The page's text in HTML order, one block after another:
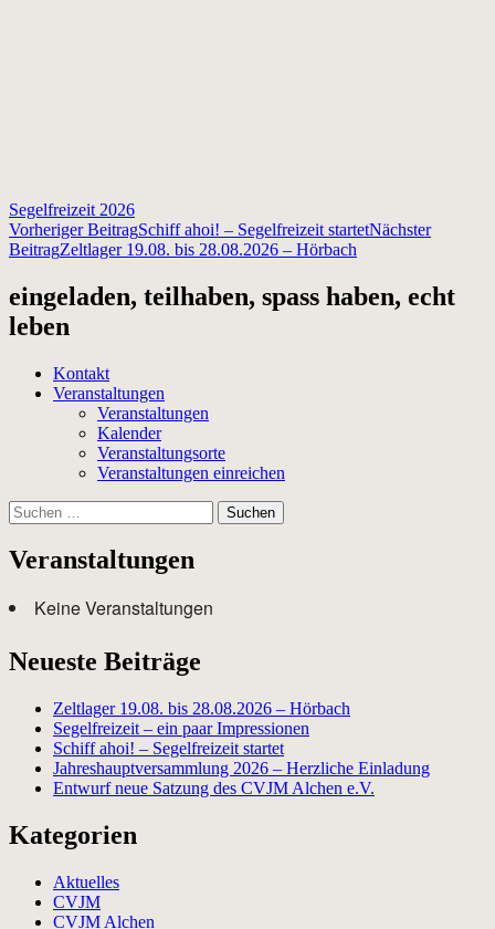
Segelfreizeit 2026
Beitragsnavigation
Vorheriger BeitragSchiff ahoi! – Segelfreizeit startetNächster
BeitragZeltlager 19.08. bis 28.08.2026 – Hörbach
eingeladen, teilhaben, spass haben, echt
leben
Kontakt
Veranstaltungen
Veranstaltungen
Kalender
Veranstaltungsorte
Veranstaltungen einreichen
Suchen
nach:
Veranstaltungen
Keine Veranstaltungen
Neueste Beiträge
Zeltlager 19.08. bis 28.08.2026 – Hörbach
Segelfreizeit – ein paar Impressionen
Schiff ahoi! – Segelfreizeit startet
Jahreshauptversammlung 2026 – Herzliche Einladung
Entwurf neue Satzung des CVJM Alchen e.V.
Kategorien
Aktuelles
CVJM
CVJM Alchen